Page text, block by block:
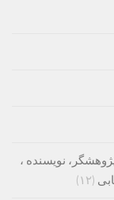
نویسنده ،
(۱۲)